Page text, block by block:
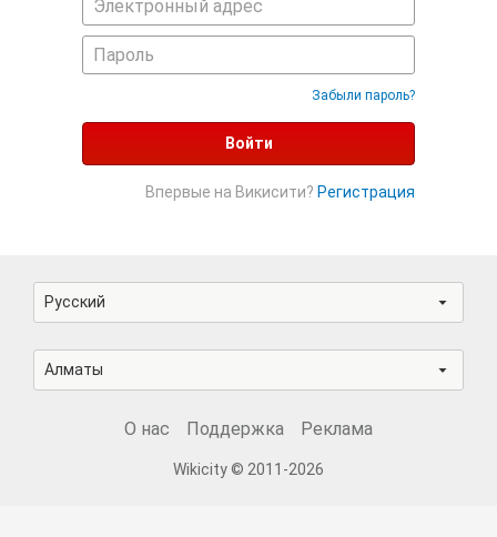
Забыли пароль?
Войти
Впервые на Викисити? Регистрация
Русский
Алматы
О нас Поддержка Реклама
Wikicity © 2011-2026